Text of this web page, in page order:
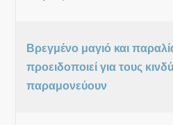
Βρεγμένο μαγιό και
προειδοποιεί για τους
παραμονεύουν